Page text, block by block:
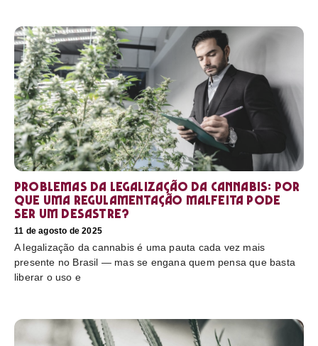
Problemas da legalização da cannabis: por
que uma regulamentação malfeita pode
ser um desastre?
11 de agosto de 2025
A legalização da cannabis é uma pauta cada vez mais
presente no Brasil — mas se engana quem pensa que basta
liberar o uso e